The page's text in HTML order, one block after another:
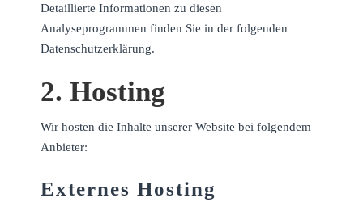
Detaillierte Informationen zu diesen
Analyseprogrammen finden Sie in der folgenden
Datenschutzerklärung.
2. Hosting
Wir hosten die Inhalte unserer Website bei folgendem
Anbieter:
Externes Hosting